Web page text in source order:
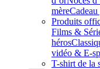
mère
Produits
Films &
héros
vidéo & E-
T-shirt de la